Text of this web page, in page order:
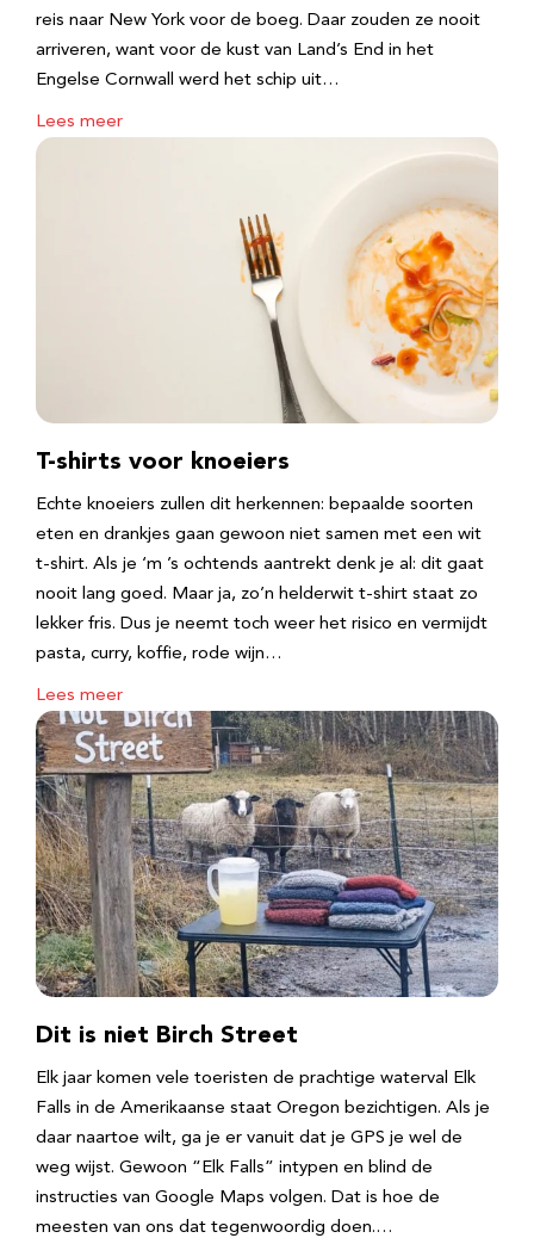
reis naar New York voor de boeg. Daar zouden ze nooit
arriveren, want voor de kust van Land’s End in het
Engelse Cornwall werd het schip uit…
Lees meer
T-shirts voor knoeiers
Echte knoeiers zullen dit herkennen: bepaalde soorten
eten en drankjes gaan gewoon niet samen met een wit
t-shirt. Als je ‘m ’s ochtends aantrekt denk je al: dit gaat
nooit lang goed. Maar ja, zo’n helderwit t-shirt staat zo
lekker fris. Dus je neemt toch weer het risico en vermijdt
pasta, curry, koffie, rode wijn…
Lees meer
Dit is niet Birch Street
Elk jaar komen vele toeristen de prachtige waterval Elk
Falls in de Amerikaanse staat Oregon bezichtigen. Als je
daar naartoe wilt, ga je er vanuit dat je GPS je wel de
weg wijst. Gewoon “Elk Falls” intypen en blind de
instructies van Google Maps volgen. Dat is hoe de
meesten van ons dat tegenwoordig doen.…